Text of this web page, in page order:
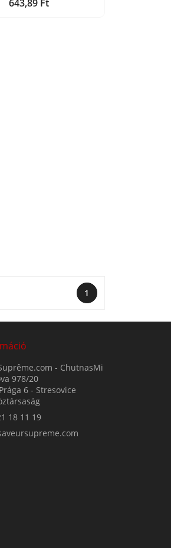
Ár
643,89 Ft
1
- ChutnasMi
978/20
6 - Stresovice
18 11 19